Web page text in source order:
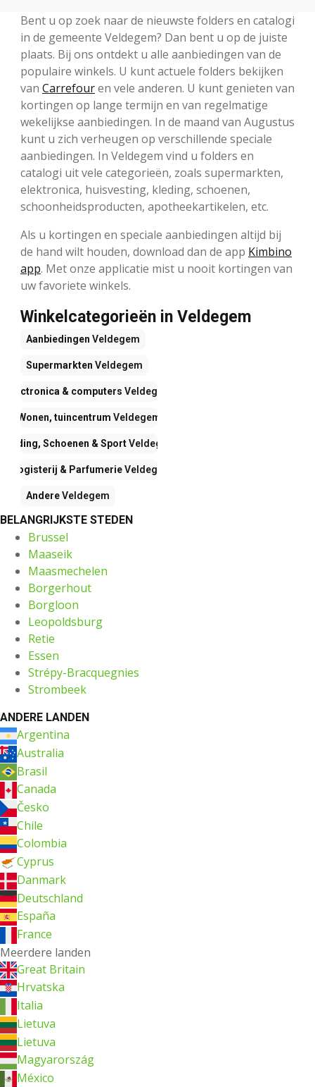
Bent u op zoek naar de nieuwste folders en catalogi
in de gemeente Veldegem? Dan bent u op de juiste
plaats. Bij ons ontdekt u alle aanbiedingen van de
populaire winkels. U kunt actuele folders bekijken
van Carrefouren vele anderen. U kunt genieten van
kortingen op lange termijn en van regelmatige
wekelijkse aanbiedingen. In de maand van Augustus
kunt u zich verheugen op verschillende speciale
aanbiedingen. In Veldegem vind u folders en
catalogi uit vele categorieën, zoals supermarkten,
elektronica, huisvesting, kleding, schoenen,
schoonheidsproducten, apotheekartikelen, etc.
Als u kortingen en speciale aanbiedingen altijd bij
de hand wilt houden, download dan de app Kimbino
app. Met onze applicatie mist u nooit kortingen van
uw favoriete winkels.
Winkelcategorieën in Veldegem
Aanbiedingen Veldegem
Supermarkten Veldegem
Electronica & computers Veldegem
Wonen, tuincentrum Veldegem
Kleding, Schoenen & SportVeldegem
Drogisterij & ParfumerieVeldegem
AndereVeldegem
BELANGRIJKSTE STEDEN
Brussel
Maaseik
Maasmechelen
Borgerhout
Borgloon
Leopoldsburg
Retie
Essen
Strépy-Bracquegnies
Strombeek
ANDERE LANDEN
Argentina
Australia
Brasil
Canada
Česko
Chile
Colombia
Cyprus
Danmark
Deutschland
España
France
Meerdere landen
Great Britain
Hrvatska
Italia
Lietuva
Lietuva
Magyarország
México